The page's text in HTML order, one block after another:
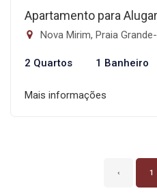
Apartamento para
Nova Mirim, Praia
2 Quartos 1 Banheiro
Mais informações
‹ 1